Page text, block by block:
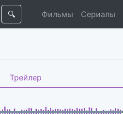
🔍 Фильмы Сериалы
Трейлер